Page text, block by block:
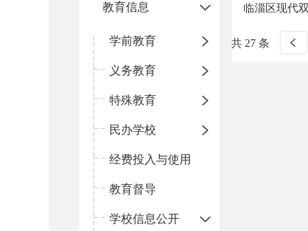
教育信息
学前教育
义务教育
特殊教育
民办学校
经费投入与使用
教育督导
学校信息公开
临淄区现代
共 27 条